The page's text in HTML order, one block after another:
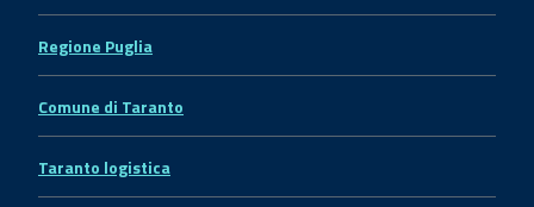
Regione Puglia
Comune di Taranto
Taranto logistica